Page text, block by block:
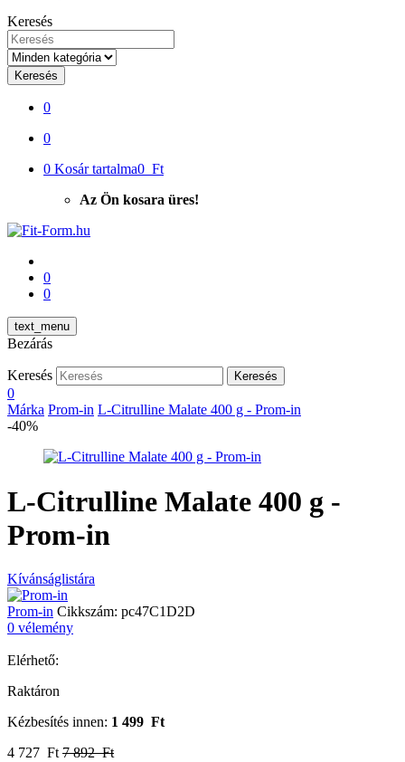
Keresés
Keresés
0
0
0 Kosár tartalma0 Ft
Az Ön kosara üres!
0
0
text_menu
Bezárás
Keresés Keresés
0
Márka Prom-in L-Citrulline Malate 400 g - Prom-in
-40%
L-Citrulline Malate 400 g -
Prom-in
Kívánságlistára
Prom-in Cikkszám: pc47C1D2D
0 vélemény
Elérhető:
Raktáron
Kézbesítés innen: 1 499 Ft
4 727 Ft 7 892 Ft